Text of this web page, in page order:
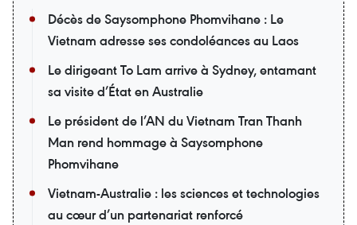
Décès de Saysomphone Phomvihane : Le
Vietnam adresse ses condoléances au Laos
Le dirigeant To Lam arrive à Sydney, entamant
sa visite d’État en Australie
Le président de l’AN du Vietnam Tran Thanh
Man rend hommage à Saysomphone
Phomvihane
Vietnam-Australie : les sciences et technologies
au cœur d’un partenariat renforcé